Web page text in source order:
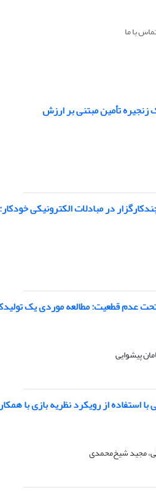
با ما
تأمین مبتنی بر ارزش
در مبادلات الکترونیکی
عدم قطعیت: مطالعه موردی یک
پیشوایی
استفاده از رویکرد نظریه بازی با
مجید شیخ‌محمدی